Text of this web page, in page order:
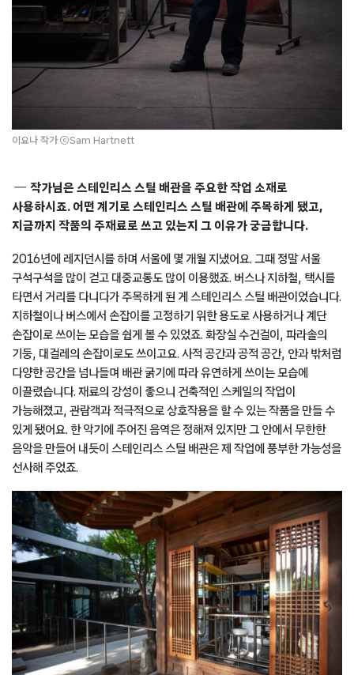
이요나 작가 ⓒSam Hartnett
작가님은 스테인리스 스틸 배관을 주요한 작업 소재로
사용하시죠. 어떤 계기로 스테인리스 스틸 배관에 주목하게 됐고,
지금까지 작품의 주재료로 쓰고 있는지 그 이유가 궁금합니다.
2016년에 레지던시를 하며 서울에 몇 개월 지냈어요. 그때 정말 서울
구석구석을 많이 걷고 대중교통도 많이 이용했죠. 버스나 지하철, 택시를
타면서 거리를 다니다가 주목하게 된 게 스테인리스 스틸 배관이었습니다.
지하철이나 버스에서 손잡이를 고정하기 위한 용도로 사용하거나 계단
손잡이로 쓰이는 모습을 쉽게 볼 수 있었죠. 화장실 수건걸이, 파라솔의
기둥, 대걸레의 손잡이로도 쓰이고요. 사적 공간과 공적 공간, 안과 밖처럼
다양한 공간을 넘나들며 배관 굵기에 따라 유연하게 쓰이는 모습에
이끌렸습니다. 재료의 강성이 좋으니 건축적인 스케일의 작업이
가능해졌고, 관람객과 적극적으로 상호작용을 할 수 있는 작품을 만들 수
있게 됐어요. 한 악기에 주어진 음역은 정해져 있지만 그 안에서 무한한
음악을 만들어 내듯이 스테인리스 스틸 배관은 제 작업에 풍부한 가능성을
선사해 주었죠.